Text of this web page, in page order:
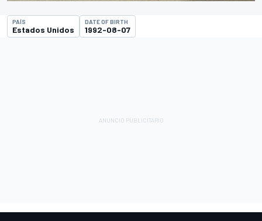
PAÍS
Estados Unidos
DATE OF BIRTH
1992-08-07